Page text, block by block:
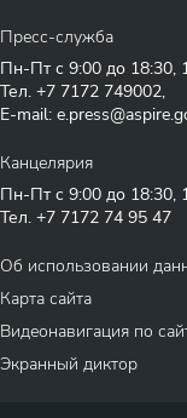
Пресс-служба
Пн-Пт с 9:00 до 18:30,
Тел. +7 7172 749002,
E-mail:
Канцелярия
Пн-Пт с 9:00 до 18:30,
Тел. +7 7172 74 95 47
Об использовании
Карта сайта
Видеонавигация по
Экранный диктор